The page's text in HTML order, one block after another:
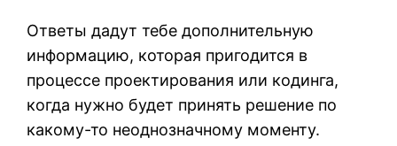
Ответы дадут тебе дополнительную
информацию, которая пригодится в
процессе проектирования или кодинга,
когда нужно будет принять решение по
какому-то неоднозначному моменту.